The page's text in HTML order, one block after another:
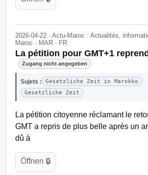
2026-04-22 · Actu-Maroc : Actualités,
Maroc · MAR · FR
La pétition pour GMT+1
Zugang nicht angegeben
Sujets :
Gesetzliche Zeit in Marokko
Gesetzliche Zeit
La pétition citoyenne réclamant le
GMT a repris de plus belle après un
dû à
Öffnen 🔒